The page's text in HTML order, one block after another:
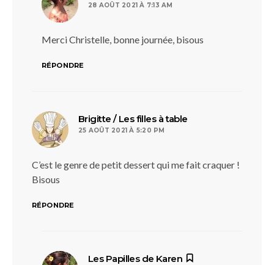
28 AOÛT 2021 À 7:13 AM
Merci Christelle, bonne journée, bisous
RÉPONDRE
Brigitte / Les filles à table
25 AOÛT 2021 À 5:20 PM
C’est le genre de petit dessert qui me fait craquer !
Bisous
RÉPONDRE
Les Papilles de Karen